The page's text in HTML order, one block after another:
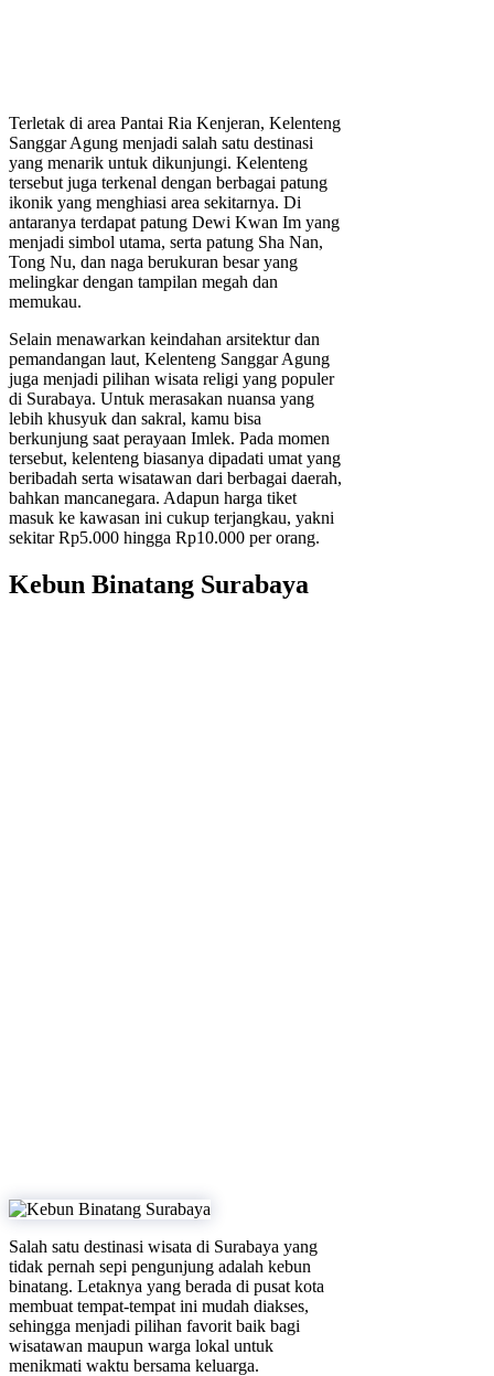
Terletak di area Pantai Ria Kenjeran, Kelenteng
Sanggar Agung menjadi salah satu destinasi
yang menarik untuk dikunjungi. Kelenteng
tersebut juga terkenal dengan berbagai patung
ikonik yang menghiasi area sekitarnya. Di
antaranya terdapat patung Dewi Kwan Im yang
menjadi simbol utama, serta patung Sha Nan,
Tong Nu, dan naga berukuran besar yang
melingkar dengan tampilan megah dan
memukau.
Selain menawarkan keindahan arsitektur dan
pemandangan laut, Kelenteng Sanggar Agung
juga menjadi pilihan wisata religi yang populer
di Surabaya. Untuk merasakan nuansa yang
lebih khusyuk dan sakral, kamu bisa
berkunjung saat perayaan Imlek. Pada momen
tersebut, kelenteng biasanya dipadati umat yang
beribadah serta wisatawan dari berbagai daerah,
bahkan mancanegara. Adapun harga tiket
masuk ke kawasan ini cukup terjangkau, yakni
sekitar Rp5.000 hingga Rp10.000 per orang.
Kebun Binatang Surabaya
Salah satu destinasi wisata di Surabaya yang
tidak pernah sepi pengunjung adalah kebun
binatang. Letaknya yang berada di pusat kota
membuat tempat-tempat ini mudah diakses,
sehingga menjadi pilihan favorit baik bagi
wisatawan maupun warga lokal untuk
menikmati waktu bersama keluarga.